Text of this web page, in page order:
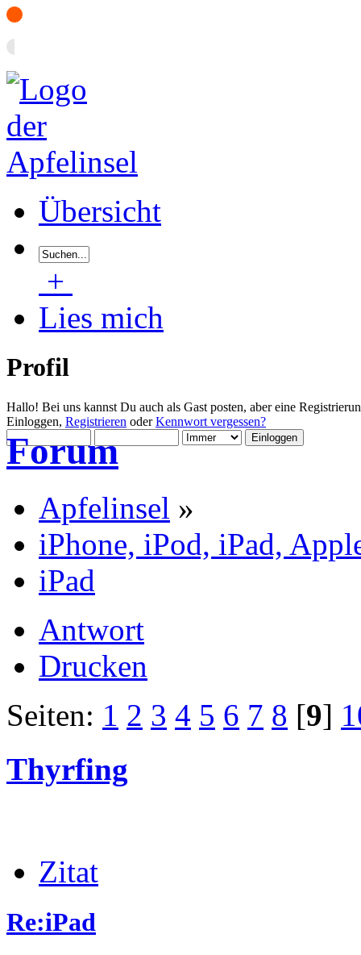
Übersicht
+
Lies mich
Profil
Hallo! Bei uns kannst Du auch als Gast posten, aber eine
Einloggen, Registrieren oderKennwort vergessen?
Forum
Apfelinsel »
iPhone, iPod, iPad,
iPad
Antwort
Drucken
Seiten: 1 2 3 4 5 6 7 8 [9]
Thyrfing
Zitat
Re:iPad